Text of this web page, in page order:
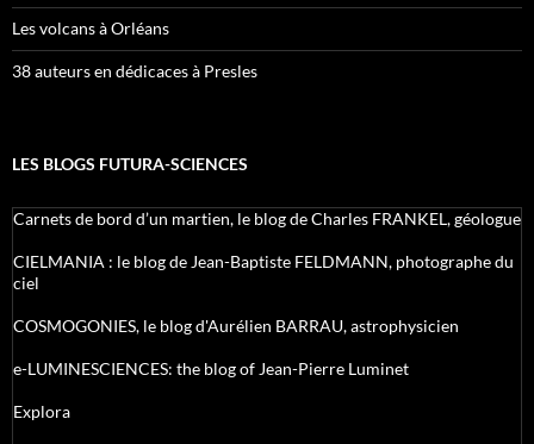
Les volcans à Orléans
38 auteurs en dédicaces à Presles
LES BLOGS FUTURA-SCIENCES
Carnets de bord d’un martien, le blog de Charles FRANKEL, géologue
CIELMANIA : le blog de Jean-Baptiste FELDMANN, photographe du
ciel
COSMOGONIES, le blog d'Aurélien BARRAU, astrophysicien
e-LUMINESCIENCES: the blog of Jean-Pierre Luminet
Explora